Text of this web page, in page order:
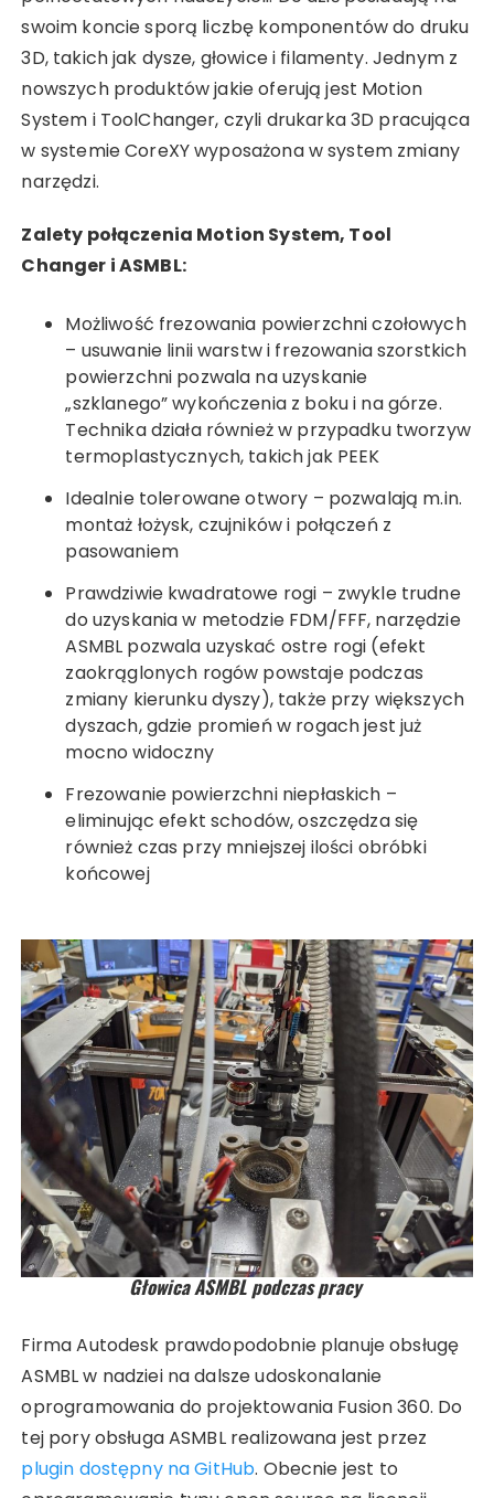
swoim koncie sporą liczbę komponentów do druku
3D, takich jak dysze, głowice i filamenty. Jednym z
nowszych produktów jakie oferują jest Motion
System i ToolChanger, czyli drukarka 3D pracująca
w systemie CoreXY wyposażona w system zmiany
narzędzi.
Zalety połączenia Motion System, Tool
Changer i ASMBL:
Możliwość frezowania powierzchni czołowych
– usuwanie linii warstw i frezowania szorstkich
powierzchni pozwala na uzyskanie
„szklanego” wykończenia z boku i na górze.
Technika działa również w przypadku tworzyw
termoplastycznych, takich jak PEEK
Idealnie tolerowane otwory – pozwalają m.in.
montaż łożysk, czujników i połączeń z
pasowaniem
Prawdziwie kwadratowe rogi – zwykle trudne
do uzyskania w metodzie FDM/FFF, narzędzie
ASMBL pozwala uzyskać ostre rogi (efekt
zaokrąglonych rogów powstaje podczas
zmiany kierunku dyszy), także przy większych
dyszach, gdzie promień w rogach jest już
mocno widoczny
Frezowanie powierzchni niepłaskich –
eliminując efekt schodów, oszczędza się
również czas przy mniejszej ilości obróbki
końcowej
Głowica ASMBL podczas pracy
Firma Autodesk prawdopodobnie planuje obsługę
ASMBL w nadziei na dalsze udoskonalanie
oprogramowania do projektowania Fusion 360. Do
tej pory obsługa ASMBL realizowana jest przez
plugin dostępny na GitHub. Obecnie jest to